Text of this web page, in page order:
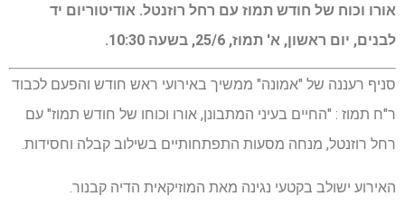
אורו וכוח של חודש תמוז עם רחל רוזנטל. אודיטוריום יד
לבנים, יום ראשון, א' תמוז, 25/6, בשעה 10:30.
סניף רעננה של "אמונה" ממשיך באירועי ראש חודש והפעם לכבוד
ר"ח תמוז : "החיים בעיני המתבונן, אורו וכוחו של חודש תמוז" עם
רחל רוזנטל, מנחה מסעות התפתחותיים בשילוב קבלה וחסידות.
האירוע ישולב בקטעי נגינה מאת המוזיקאית הדיה קבנור.